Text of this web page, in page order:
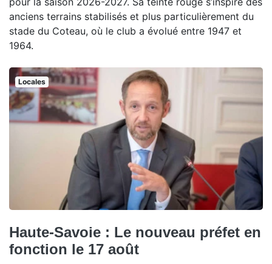
anciens terrains stabilisés et plus particulièrement du
stade du Coteau, où le club a évolué entre 1947 et
1964.
Locales
Haute-Savoie : Le nouveau préfet en
fonction le 17 août